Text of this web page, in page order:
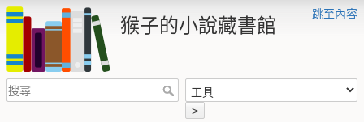
跳至內容
猴子的小說藏書館
>